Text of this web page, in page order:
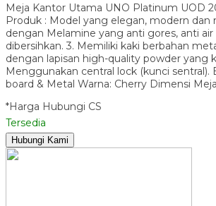
Meja Kantor Utama UNO Platinum UOD
Produk : Model yang elegan, modern dan
dengan Melamine yang anti gores, anti
dibersihkan. 3. Memiliki kaki berbahan
dengan lapisan high-quality powder yang
Menggunakan central lock (kunci sentral).
board & Metal Warna: Cherry Dimensi
*Harga Hubungi CS
Tersedia
Hubungi Kami